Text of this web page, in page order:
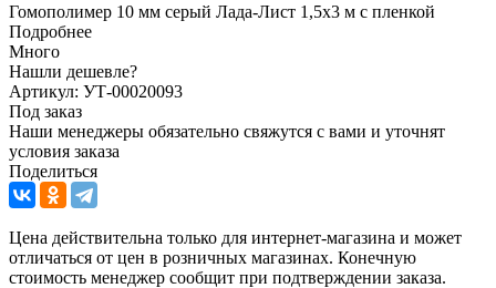
Гомополимер 10 мм серый Лада-Лист 1,5х3 м с пленкой
Подробнее
Много
Нашли дешевле?
Артикул: УТ-00020093
Под заказ
Наши менеджеры обязательно свяжутся с вами и уточнят
условия заказа
Поделиться
Цена действительна только для интернет-магазина и может
отличаться от цен в розничных магазинах. Конечную
стоимость менеджер сообщит при подтверждении заказа.